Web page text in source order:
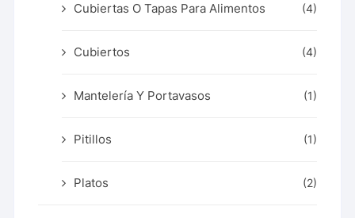
Cubiertas O Tapas Para Alimentos (4)
Cubiertos (4)
Mantelería Y Portavasos (1)
Pitillos (1)
Platos (2)